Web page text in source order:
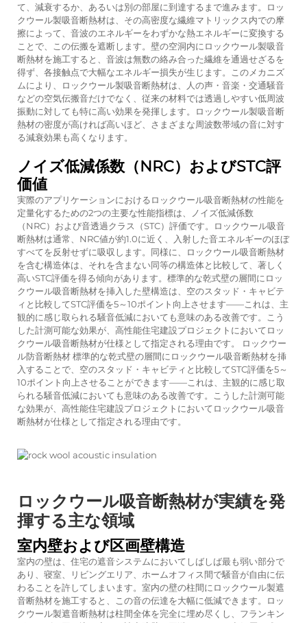
て、減衰するか、あるいは別の部屋に到達するまで進みます。ロッ
クウール製吸音断熱材は、その高密度な繊維マトリックス内での摩
擦によって、音波のエネルギーをわずかな熱エネルギーに変換する
ことで、この伝搬を遮断します。壁の空洞内にロックウール製吸音
断熱材を施工すると、音波は無数の絡み合った繊維を通過せざるを
得ず、各接触点で大幅なエネルギー損失が生じます。このメカニズ
ムにより、ロックウール製吸音断熱材は、人の声・音楽・交通騒音
などの空気伝搬音だけでなく、従来の材料では透過しやすい低周波
振動に対しても特に高い効果を発揮します。ロックウール製吸音断
熱材の密度が高ければ高いほど、さまざまな周波数帯域の音に対す
る減衰効果も高くなります。
ノイズ低減係数（NRC）およびSTC評
価値
実際のアプリケーションにおけるロックウール吸音断熱材の性能を
定量化するための2つの主要な性能指標は、ノイズ低減係数
（NRC）および音透過クラス（STC）評価です。ロックウール吸音
断熱材は通常、NRC値が約1.0に近く、入射した音エネルギーのほぼ
すべてを反射せずに吸収します。同様に、ロックウール吸音断熱材
を含む構造体は、それを含まない同等の構造体と比較して、著しく
高いSTC評価を得る傾向があります。標準的な乾式壁の層間にロッ
クウール吸音断熱材を挿入した壁構造は、空のスタッド・キャビテ
ィと比較してSTC評価を5～10ポイント向上させます——これは、主
観的に感じ取られる騒音低減においても意味のある改善です。こう
した計測可能な効果が、高性能住宅建設プロジェクトにおいてロッ
クウール吸音断熱材が仕様として指定される理由です。
ロックウー
ル防音断熱材標準的な乾式壁の層間にロックウール吸音断熱材を挿
入することで、空のスタッド・キャビティと比較してSTC評価を5～
10ポイント向上させることができます——これは、主観的に感じ取
られる騒音低減においても意味のある改善です。こうした計測可能
な効果が、高性能住宅建設プロジェクトにおいてロックウール吸音
断熱材が仕様として指定される理由です。
ロックウール吸音断熱材が実績を発
揮する主な領域
室内壁および区画壁構造
室内の壁は、住宅の遮音システムにおいてしばしば最も弱い部分で
あり、寝室、リビングエリア、ホームオフィス間で騒音が自由に伝
わることを許してしまいます。室内の壁の柱間にロックウール製遮
音断熱材を施工すると、この音の伝達を大幅に低減できます。ロッ
クウール製遮音断熱材は柱間全体を完全に埋め尽くし、フランキン